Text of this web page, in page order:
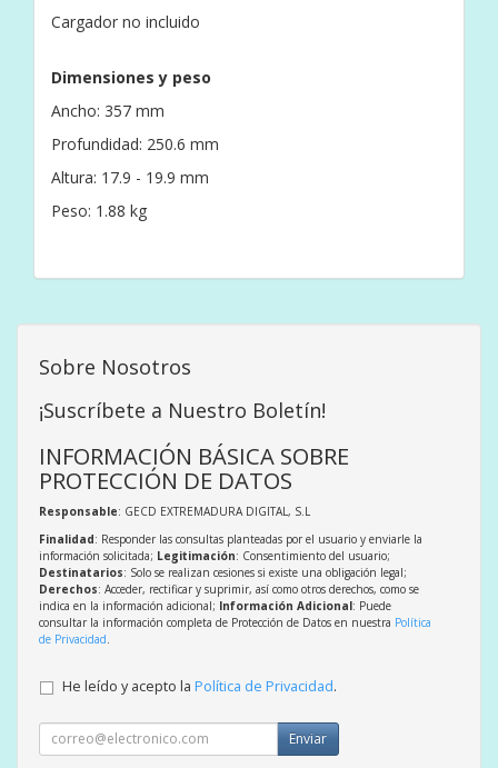
Cargador no incluido
Dimensiones y peso
Ancho: 357 mm
Profundidad: 250.6 mm
Altura: 17.9 - 19.9 mm
Peso: 1.88 kg
Sobre Nosotros
¡Suscríbete a Nuestro Boletín!
INFORMACIÓN BÁSICA SOBRE
PROTECCIÓN DE DATOS
Responsable: GECD EXTREMADURA DIGITAL, S.L
Finalidad: Responder las consultas planteadas por el usuario y enviarle la
información solicitada; Legitimación: Consentimiento del usuario;
Destinatarios: Solo se realizan cesiones si existe una obligación legal;
Derechos: Acceder, rectificar y suprimir, así como otros derechos, como se
indica en la información adicional; Información Adicional: Puede
consultar la información completa de Protección de Datos en nuestra Política
de Privacidad
He leído y acepto la Política de Privacidad.
Enviar